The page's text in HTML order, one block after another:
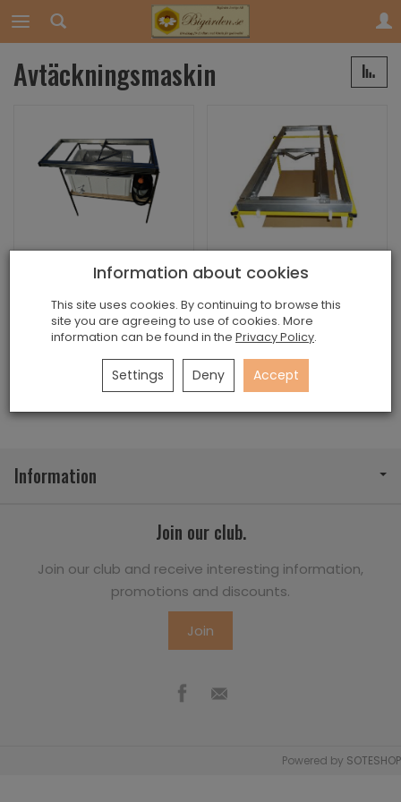
Avtäckningsmaskin
med ställ
None
Avtäckningsmaskin
med ånguppvärmd
kniv
för 2 ramtyper med
stä...
None
Avtäckningsmaskin
med ånguppvärmd
kniv för 2 ramtyper
Information
Join our club.
Join our club and receive interesting information,
promotions and discounts.
Join
Powered by SOTESHOP
Information about cookies
This site uses cookies. By continuing to browse this
site you are agreeing to use of cookies. More
information can be found in the Privacy Policy.
Settings Deny Accept